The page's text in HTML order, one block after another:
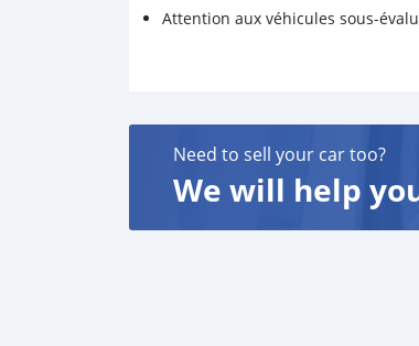
Attention aux véhicules sous-
Need to sell your car too?
We will help